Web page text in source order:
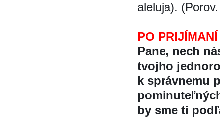
aleluja).
PO PRIJÍMANÍ
Pane, nech
tvojho
k správnemu
by sme ti